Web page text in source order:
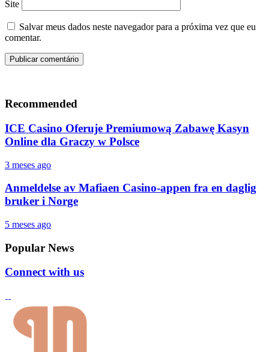
Site
Salvar meus dados neste navegador para a próxima vez que eu
comentar.
Recommended
ICE Casino Oferuje Premiumową Zabawę Kasyn
Online dla Graczy w Polsce
3 meses ago
Anmeldelse av Mafiaen Casino-appen fra en daglig
bruker i Norge
5 meses ago
Popular News
Connect with us